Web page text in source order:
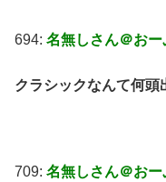
694: 名無しさん＠おー
クラシックなんて何頭
709: 名無しさん＠おー